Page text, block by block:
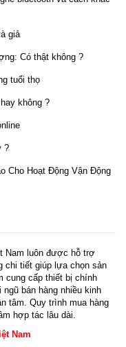
giả
Có thật không ?
tuổi thọ
không ?
?
Cho Hoạt Động Vận Động
Nam luôn được hỗ trợ
chi tiết giúp lựa chọn sản
cung cấp thiết bị chính
bán hàng nhiều kinh
tâm. Quy trình mua hàng
hợp tác lâu dài.
Nam